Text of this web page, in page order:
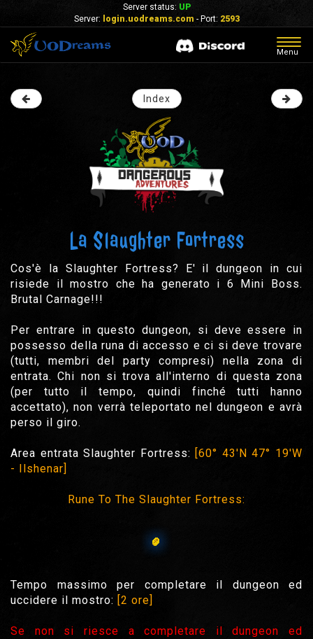
Server status: UP
Server:
login.uodreams.com - Port: 2593
Menu
Index
La Slaughter Fortress
Cos'è la Slaughter Fortress? E' il dungeon in cui
risiede il mostro che ha generato i 6 Mini Boss.
Brutal Carnage!!!
Per entrare in questo dungeon, si deve essere in
possesso della runa di accesso e ci si deve trovare
(tutti, membri del party compresi) nella zona di
entrata. Chi non si trova all'interno di questa zona
(per tutto il tempo, quindi finché tutti hanno
accettato), non verrà teleportato nel dungeon e avrà
perso il giro.
Area entrata Slaughter Fortress: [60° 43'N 47° 19'W
- Ilshenar]
Rune To The Slaughter Fortress:
Tempo massimo per completare il dungeon ed
uccidere il mostro: [2 ore]
Se non si riesce a completare il dungeon ed